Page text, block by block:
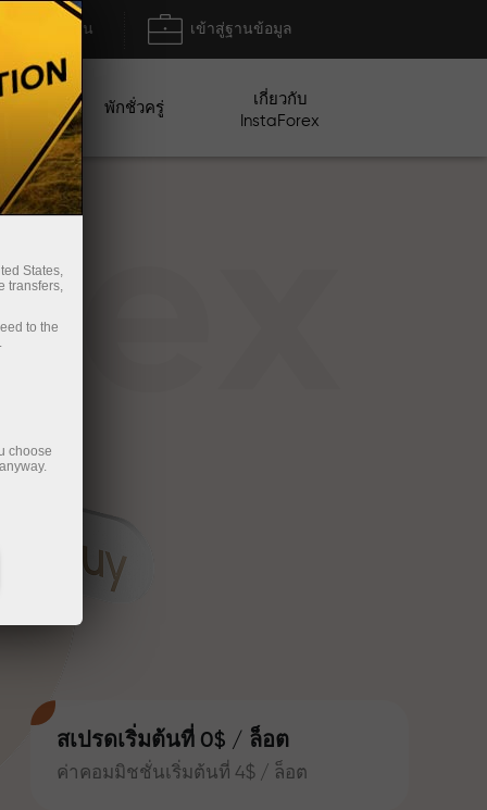
ฝาก/ถอน เข้าสู่ฐานข้อมูล
พักชั่วครู่
เกี่ยวกับ
InstaForex
สเปรดเริ่มต้นที่ 0$ / ล็อต
ค่าคอมมิชชั่นเริ่มต้นที่ 4$ / ล็อต
States,
transfers,
to the
choose